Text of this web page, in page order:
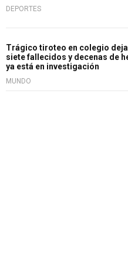
DEPORTES
Trágico tiroteo en colegio
siete fallecidos y decenas de
ya está en investigación
MUNDO